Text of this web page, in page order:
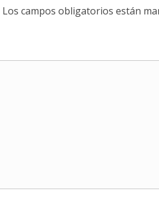
Los campos obligatorios están